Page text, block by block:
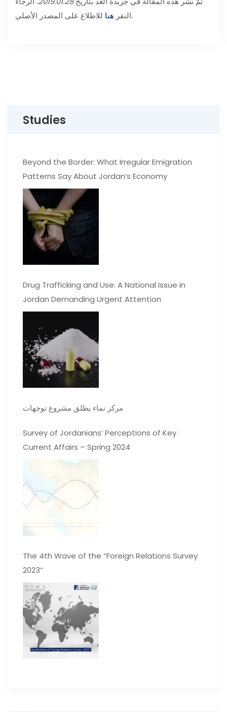
النقر هنا للاطلاع على المصدر الأصلي .
Studies
Beyond the Border: What Irregular Emigration
Patterns Say About Jordan’s Economy
Drug Trafficking and Use: A National Issue in
Jordan Demanding Urgent Attention
مركز نماء يطلق مشروع توجهات
Survey of Jordanians’ Perceptions of Key
Current Affairs – Spring 2024
The 4th Wave of the “Foreign Relations Survey
2023”